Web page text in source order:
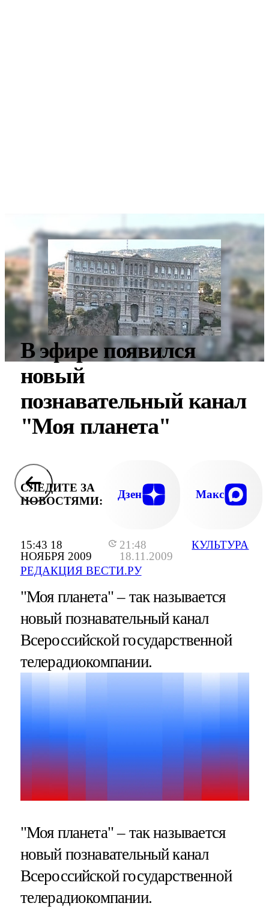
15:43 18
НОЯБРЯ 2009
21:48
18.11.2009
РЕДАКЦИЯ ВЕСТИ.РУ
КУЛЬТУРА
В эфире появился
новый
познавательный канал
"Моя планета"
СЛЕДИТЕ ЗА
НОВОСТЯМИ:
Дзен Макс
"Моя планета" – так называется
новый познавательный канал
Всероссийской государственной
телерадиокомпании.
"Моя планета" – так называется
новый познавательный канал
Всероссийской государственной
телерадиокомпании.